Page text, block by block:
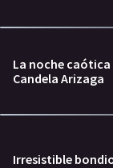
La noche caótica
Candela Arizaga
Irresistible